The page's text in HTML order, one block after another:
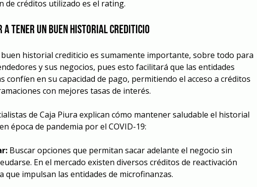
de créditos utilizado es el rating.
a tener un buen historial crediticio
historial crediticio es sumamente importante, sobre todo para
y sus negocios, pues esto facilitará que las entidades
confíen en su capacidad de pago, permitiendo el acceso a créditos
con mejores tasas de interés.
de Caja Piura explican cómo mantener saludable el historial
época de pandemia por el COVID-19:
Buscar opciones que permitan sacar adelante el negocio sin
En el mercado existen diversos créditos de reactivación
que impulsan las entidades de microfinanzas.